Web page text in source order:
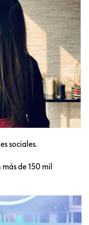
sociales.
de 150 mil